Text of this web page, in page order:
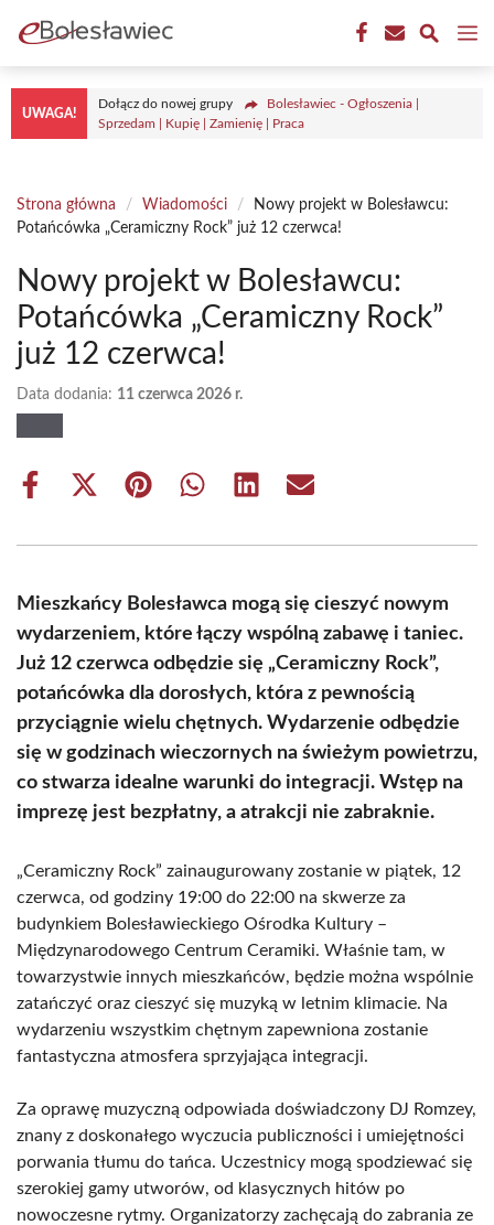
treści
UWAGA!
Dołącz do nowej grupy
Bolesławiec - Ogłoszenia |
Sprzedam | Kupię | Zamienię | Praca
Strona główna / Wiadomości /
Nowy projekt w Bolesławcu:
Potańcówka „Ceramiczny Rock” już 12 czerwca!
Nowy projekt w Bolesławcu:
Potańcówka „Ceramiczny Rock”
już 12 czerwca!
Data dodania: 11 czerwca 2026 r.
Share
Share
(Twitter)
Share Share Share Share
Mieszkańcy Bolesławca mogą się cieszyć nowym
wydarzeniem, które łączy wspólną zabawę i taniec.
Już 12 czerwca odbędzie się „Ceramiczny Rock”,
potańcówka dla dorosłych, która z pewnością
przyciągnie wielu chętnych. Wydarzenie odbędzie
się w godzinach wieczornych na świeżym powietrzu,
co stwarza idealne warunki do integracji. Wstęp na
imprezę jest bezpłatny, a atrakcji nie zabraknie.
„Ceramiczny Rock” zainaugurowany zostanie w piątek, 12
czerwca, od godziny 19:00 do 22:00 na skwerze za
budynkiem Bolesławieckiego Ośrodka Kultury –
Międzynarodowego Centrum Ceramiki. Właśnie tam, w
towarzystwie innych mieszkańców, będzie można wspólnie
zatańczyć oraz cieszyć się muzyką w letnim klimacie. Na
wydarzeniu wszystkim chętnym zapewniona zostanie
fantastyczna atmosfera sprzyjająca integracji.
Za oprawę muzyczną odpowiada doświadczony DJ Romzey,
znany z doskonałego wyczucia publiczności i umiejętności
porwania tłumu do tańca. Uczestnicy mogą spodziewać się
szerokiej gamy utworów, od klasycznych hitów po
nowoczesne rytmy. Organizatorzy zachęcają do zabrania ze